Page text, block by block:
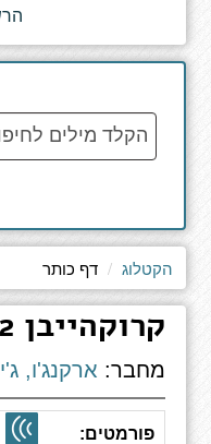
הקלד
מילים
לחיפוש
הקטלוג דף כותר
קרוקהייבן 2 - המבוך הנעלם
מחבר: ארקנג'ו,
פורמטים: